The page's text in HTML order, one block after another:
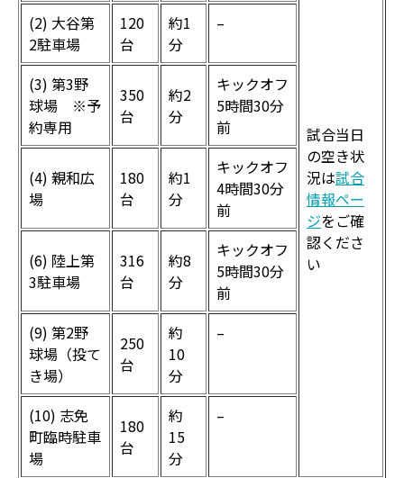
試合当日
の空き状
況は試合
情報ペー
ジをご確
認くださ
い
(2) 大谷第
2駐車場
120
台
約1
分
–
(3) 第3野
球場 ※予
約専用
350
台
約2
分
キックオフ
5時間30分
前
(4) 親和広
場
180
台
約1
分
キックオフ
4時間30分
前
(6) 陸上第
3駐車場
316
台
約8
分
キックオフ
5時間30分
前
(9) 第2野
球場（投て
き場）
250
台
約
10
分
–
(10) 志免
町臨時駐車
場
180
台
約
15
分
–